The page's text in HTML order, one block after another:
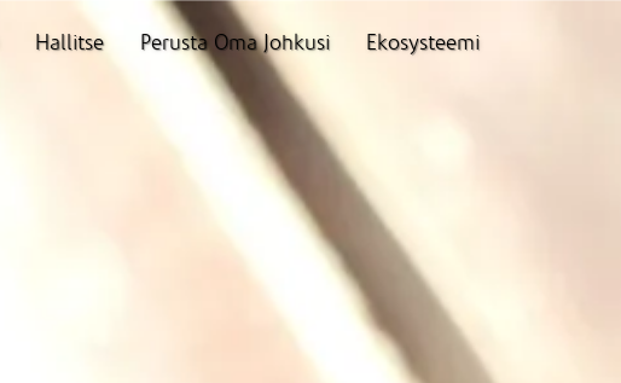
Hallitse Perusta Oma Johkusi Ekosysteemi